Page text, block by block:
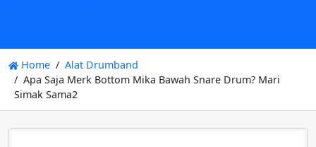
Home
Alat Drumband
Apa Saja Merk Bottom Mika Bawah Snare Drum? Mari
Simak Sama2